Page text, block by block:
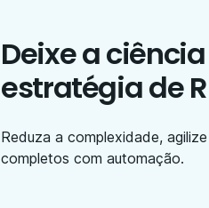
Deixe a
estratégia de
Reduza a complexidade,
completos com automação.